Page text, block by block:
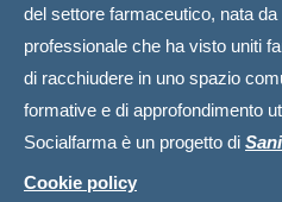
del settore farmaceutico, nata
professionale che ha visto uniti
di racchiudere in uno spazio
formative e di approfondimento
Socialfarma è un progetto di
Cookie policy